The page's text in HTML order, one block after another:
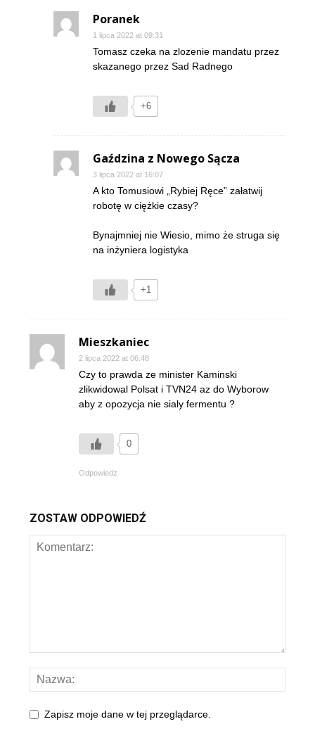
Poranek
1 lipca 2022 at 09:31
Tomasz czeka na zlozenie mandatu przez
skazanego przez Sad Radnego
+6
Gaździna z Nowego Sącza
3 lipca 2022 at 16:07
A kto Tomusiowi „Rybiej Ręce” załatwij
robotę w ciężkie czasy?
Bynajmniej nie Wiesio, mimo że struga się
na inżyniera logistyka
+1
Mieszkaniec
2 lipca 2022 at 06:48
Czy to prawda ze minister Kaminski
zlikwidowal Polsat i TVN24 az do Wyborow
aby z opozycja nie sialy fermentu ?
0
Odpowiedz
ZOSTAW ODPOWIEDŹ
Zapisz moje dane w tej przeglądarce.